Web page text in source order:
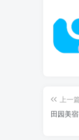
上一
田园美